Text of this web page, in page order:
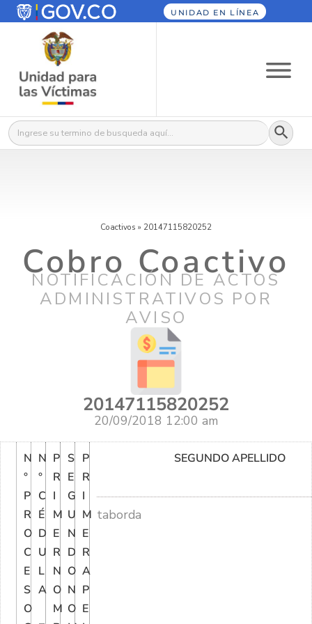
UNIDAD EN LÍNEA
Buscar: Botón
Coactivos » 20147115820252
Cobro Coactivo
NOTIFICACIÓN DE ACTOS
ADMINISTRATIVOS POR
AVISO
20147115820252
20/09/2018 12:00 am
N
°
P
R
O
C
E
S
O
N
°
C
É
D
U
L
A
P
R
I
M
E
R
N
O
M
S
E
G
U
N
D
O
N
O
P
R
I
M
E
R
A
P
E
SEGUNDO APELLIDO
taborda